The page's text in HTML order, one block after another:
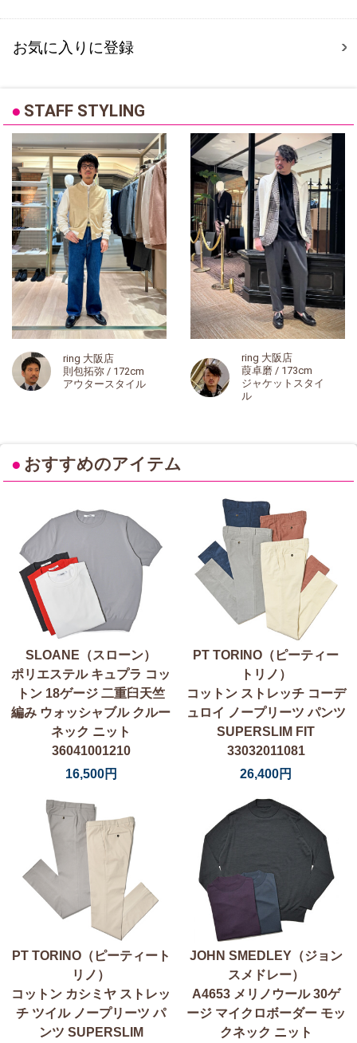
お気に入りに登録
● STAFF STYLING
ring 大阪店
則包拓弥 / 172cm
アウタースタイル
ring 大阪店
葭卓磨 / 173cm
ジャケットスタイ
ル
● おすすめのアイテム
SLOANE（スローン）
ポリエステル キュプラ コッ
トン 18ゲージ 二重臼天竺
編み ウォッシャブル クルー
ネック ニット
36041001210
16,500円
PT TORINO（ピーティー
トリノ）
コットン ストレッチ コーデ
ュロイ ノープリーツ パンツ
SUPERSLIM FIT
33032011081
26,400円
PT TORINO（ピーティート
リノ）
コットン カシミヤ ストレッ
チ ツイル ノープリーツ パ
ンツ SUPERSLIM
JOHN SMEDLEY（ジョン
スメドレー）
A4653 メリノウール 30ゲ
ージ マイクロボーダー モッ
クネック ニット